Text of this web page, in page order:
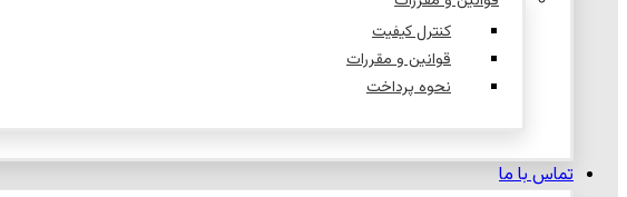
کنترل کیفیت
قوانین و مقررات
نحوه پرداخت
تماس با ما